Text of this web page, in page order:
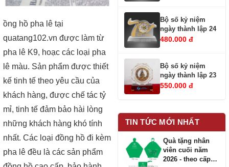
ồng hồ pha lê tại
quatang102.vn được làm từ
pha lê K9, hoạc các loại pha
lê màu. Sản phẩm được thiết
kế tinh tế theo yêu cầu của
khách hàng, được chế tác tỷ
mỉ, tinh tế đảm bảo hài lòng
những khách hàng khó tính
nhất. Các loại đồng hồ đi kèm
pha lê đều là các sản phẩm
Bộ số kỷ niệm
ngày thành lập 24
480.000 đ
Bộ số kỷ niệm
ngày thành lập 23
550.000 đ
TIN TỨC MỚI NHẤT
Quà tặng nhân
viên cuối năm
2026 - theo cấp